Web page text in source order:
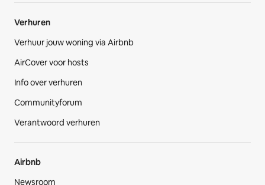
Verhuren
Verhuur jouw woning via Airbnb
AirCover voor hosts
Info over verhuren
Communityforum
Verantwoord verhuren
Airbnb
Newsroom